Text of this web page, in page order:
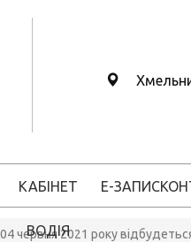
КАБІНЕТ
ВОДІЯ
Е-ЗАПИС
04 червня 2021 року